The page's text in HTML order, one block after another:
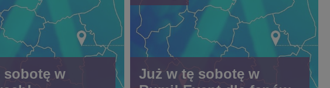
sobotę w
Już w tę sobotę w